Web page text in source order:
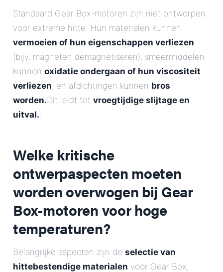
Standaard Gear Box-motoren zijn niet ontworpen
voor extreme hitte. Hun materialen kunnen
vermoeien of hun eigenschappen verliezen
(bijv. magneten demagnetiseren), smeermiddelen
kunnen oxidatie ondergaan of hun viscositeit
verliezen, en afdichtingen kunnen bros
worden.Dit leidt tot vroegtijdige slijtage en
uitval..
Welke kritische
ontwerpaspecten moeten
worden overwogen bij Gear
Box-motoren voor hoge
temperaturen?
Belangrijke aspecten zijn de selectie van
hittebestendige materialen voor Gear Box,